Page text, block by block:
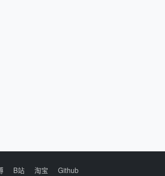
B站 淘宝 Github